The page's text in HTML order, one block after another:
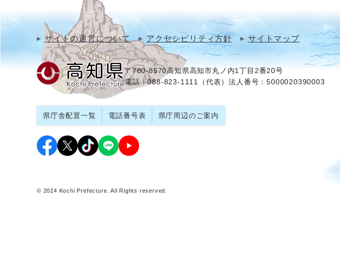
サイトの運営について アクセシビリティ方針 サイトマップ
〒780-8570高知県高知市丸ノ内1丁目2番20号
電話：088-823-1111（代表）法人番号：5000020390003
県庁舎配置一覧 電話番号表 県庁周辺のご案内
© 2024 Kochi Prefecture. All Rights reserved.